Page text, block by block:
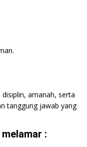
amanah, serta
tanggung jawab yang
: